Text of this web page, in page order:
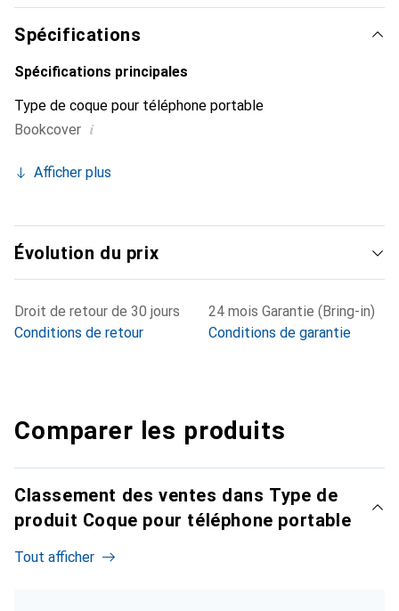
ses produits de haute qualité, la marque Noreve est un
choix fiable pour une clientèle exigeante.
Spécifications
Spécifications principales
Type de coque pour téléphone portable
Bookcover i
Afficher plus
Évolution du prix
Droit de retour de 30 jours
Conditions de retour
24 mois Garantie (Bring-in)
Conditions de garantie
Comparer les produits
Classement des ventes dans Type de
produit Coque pour téléphone portable
Tout afficher